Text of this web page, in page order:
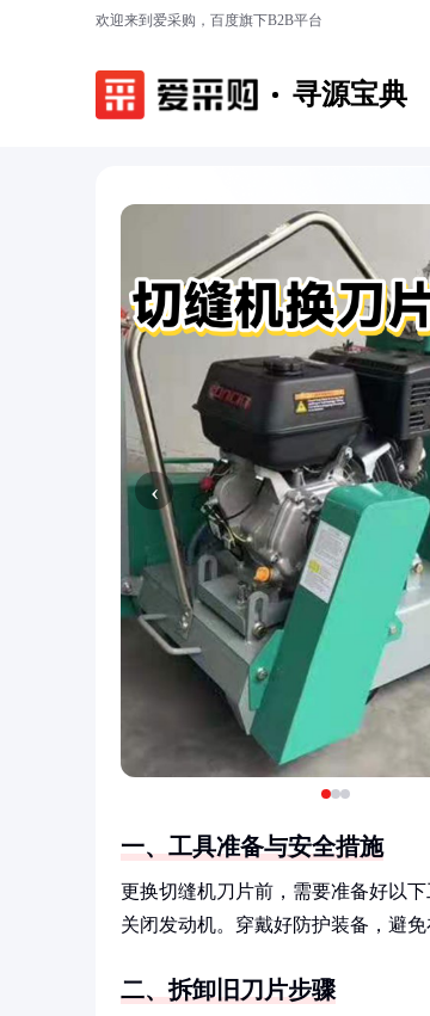
欢迎来到爱采购，百度旗下B2B平台
寻源宝典
‹
一、工具准备与安全措施
更换切缝机刀片前，需要准备好以
关闭发动机。穿戴好防护装备，避
二、拆卸旧刀片步骤